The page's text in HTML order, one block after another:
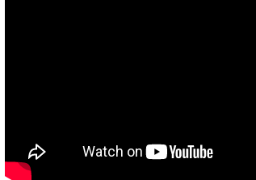
NYXmag 2. Yaş Kutlama Etkinliği